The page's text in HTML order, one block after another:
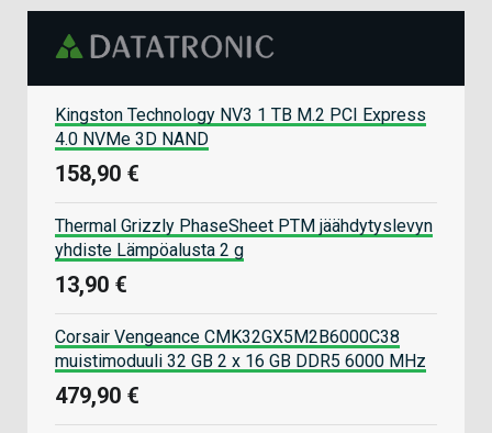
Kingston Technology NV3 1 TB M.2 PCI Express
4.0 NVMe 3D NAND
158,90 €
Thermal Grizzly PhaseSheet PTM jäähdytyslevyn
yhdiste Lämpöalusta 2 g
13,90 €
Corsair Vengeance CMK32GX5M2B6000C38
muistimoduuli 32 GB 2 x 16 GB DDR5 6000 MHz
479,90 €